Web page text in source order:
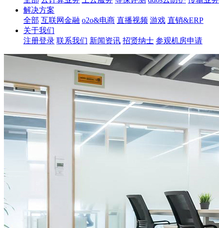
解决方案
全部 互联网金融 o2o&电商 直播视频 游戏 直销&ERP
关于我们
注册登录 联系我们 新闻资讯 招贤纳士 参观机房申请